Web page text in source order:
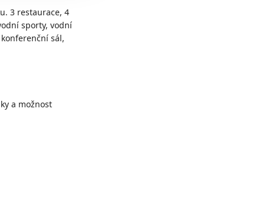
3 restaurace, 4
sporty, vodní
sál,
a možnost